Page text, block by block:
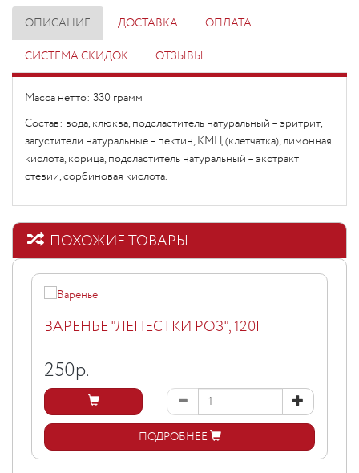
ОПИСАНИЕ ДОСТАВКА ОПЛАТА
СИСТЕМА СКИДОК ОТЗЫВЫ
Масса нетто: 330 грамм
Состав: вода, клюква, подсластитель натуральный – эритрит,
загустители натуральные – пектин, КМЦ (клетчатка), лимонная
кислота, корица, подсластитель натуральный – экстракт
стевии, сорбиновая кислота.
ПОХОЖИЕ ТОВАРЫ
ВАРЕНЬЕ "ЛЕПЕСТКИ РОЗ", 120Г
250р.
ПОДРОБНЕЕ